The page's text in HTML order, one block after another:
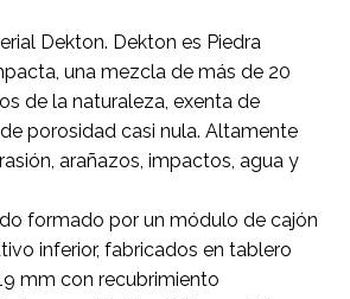
productos en el
carrito.
Go To Shop
Dekton. Dekton es Piedra
una mezcla de más de 20
de la naturaleza, exenta de
porosidad casi nula. Altamente
arañazos, impactos, agua y
formado por un módulo de cajón
inferior, fabricados en tablero
mm con recubrimiento